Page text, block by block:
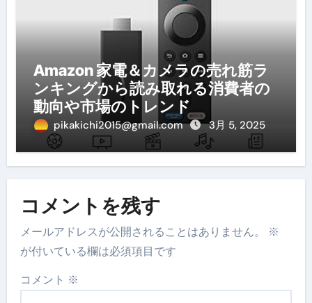
Amazon 家電＆カメラの売れ筋ラ
ンキングから読み取れる消費者の
動向や市場のトレンド
pikakichi2015@gmail.com 3月 5, 2025
コメントを残す
メールアドレスが公開されることはありません。
※
が付いている欄は必須項目です
コメント ※